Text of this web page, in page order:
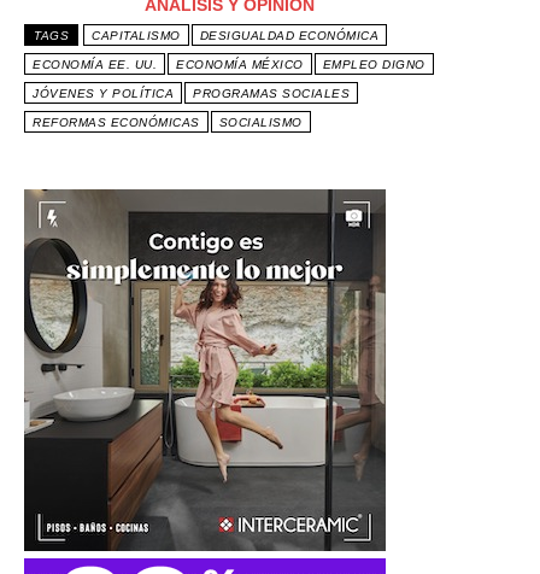
ANÁLISIS Y OPINIÓN
TAGS CAPITALISMO DESIGUALDAD ECONÓMICA
ECONOMÍA EE. UU. ECONOMÍA MÉXICO EMPLEO DIGNO
JÓVENES Y POLÍTICA PROGRAMAS SOCIALES
REFORMAS ECONÓMICAS SOCIALISMO